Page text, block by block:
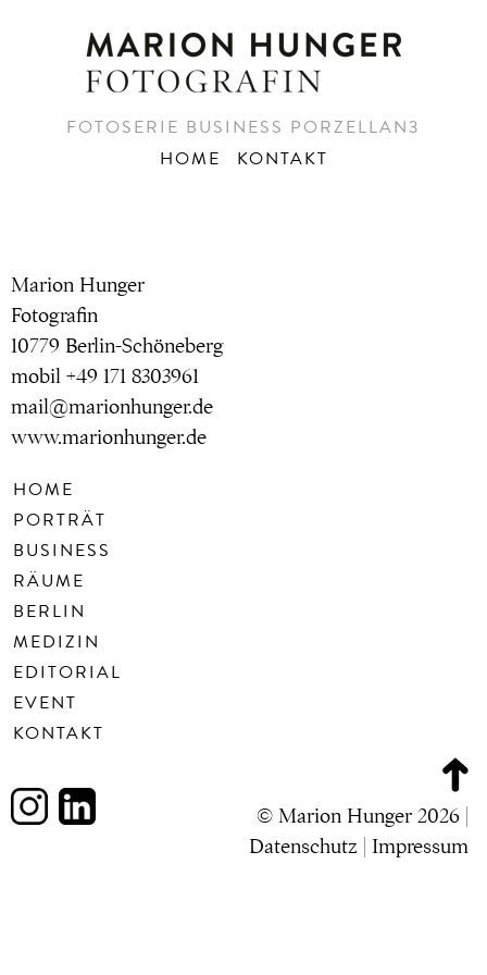
FOTOSERIE BUSINESS PORZELLAN3
HOME
KONTAKT
Marion Hunger
Fotografin
10779 Berlin-Schöneberg
mobil +49 171 8303961
mail@marionhunger.de
www.marionhunger.de
HOME
PORTRÄT
BUSINESS
RÄUME
BERLIN
MEDIZIN
EDITORIAL
EVENT
KONTAKT
© Marion Hunger 2026 |
Datenschutz Impressum